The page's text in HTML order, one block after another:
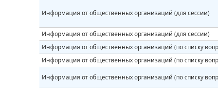
Информация от общественных организаций (для сессии)
Информация от общественных организаций (для сессии)
Информация от общественных организаций (по списку
Информация от общественных организаций (по списку
Информация от общественных организаций (по списку